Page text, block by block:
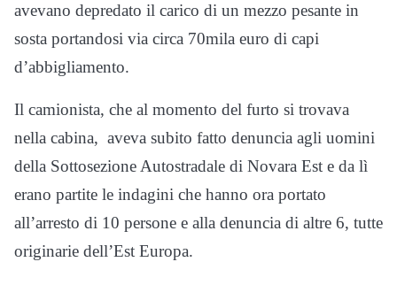
avevano depredato il carico di un mezzo pesante in
sosta portandosi via circa 70mila euro di capi
d’abbigliamento.
Il camionista, che al momento del furto si trovava
nella cabina, aveva subito fatto denuncia agli uomini
della Sottosezione Autostradale di Novara Est e da lì
erano partite le indagini che hanno ora portato
all’arresto di 10 persone e alla denuncia di altre 6, tutte
originarie dell’Est Europa.